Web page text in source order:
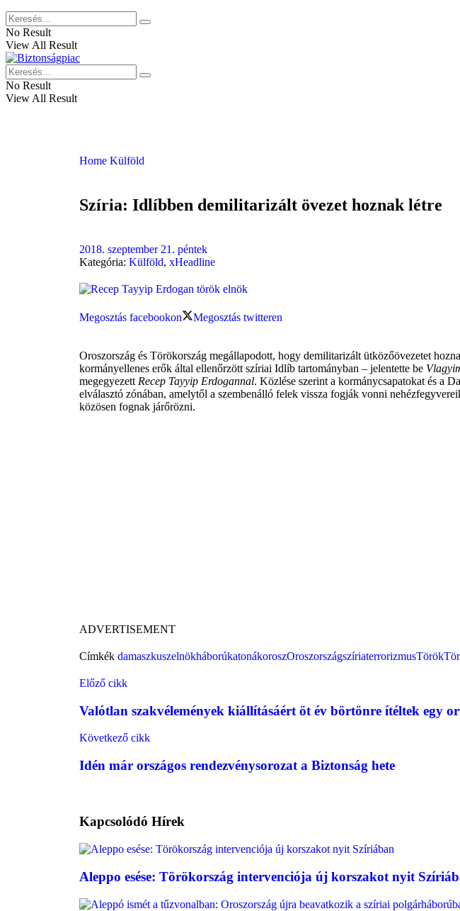
No Result
View All Result
No Result
View All Result
Home Külföld
Szíria: Idlíbben demilitarizált övezet hoznak létre
2018. szeptember 21. péntek
Kategória: Külföld, xHeadline
Megosztás facebookon Megosztás twitteren
Oroszország és Törökország megállapodott, hogy demilitarizált ütközőövezetet
kormányellenes erők által ellenőrzött szíriai Idlíb tartományban – jelentette be
megegyezett Recep Tayyip Erdogannal. Közlése szerint a kormánycsapatokat és a
elválasztó zónában, amelytől a szembenálló felek vissza fogják vonni
közösen fognak járőrözni.
ADVERTISEMENT
Címkék damaszkuszelnökháborúkatonákoroszOroszországszíriaterrorizmusTörök
Előző cikk
Valótlan szakvélemények kiállításáért öt év börtönre ítéltek egy
Következő cikk
Idén már országos rendezvénysorozat a Biztonság hete
Kapcsolódó Hírek
Aleppo esése: Törökország intervenciója új korszakot nyit